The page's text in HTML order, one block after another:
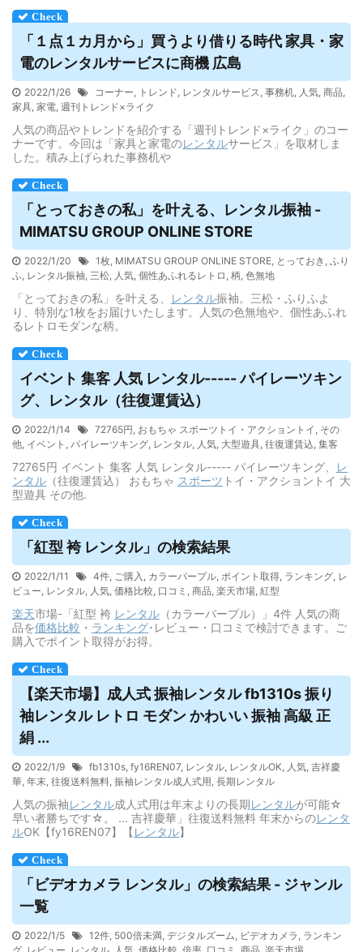
「１点１カ月から」買うより借りる時代 家具・家
電のレンタルサービスに商機 広島
2022/1/26 コーナー, トレンド, レンタルサービス, 事務机, 人気, 商品,
家具, 家電, 週刊トレンド×ライク
人気の商品やトレンドを紹介する「週刊トレンド×ライク」のコー
ナーです。今回は「家具と家電のレンタルサービス」を取材しま
した。積み上げられた事務机や
「とっておきの私」を叶える、 レンタル振袖 -
MIMATSU GROUP ONLINE STORE
2022/1/20 1枚, MIMATSU GROUP ONLINE STORE, とっておき , ふり
ふ, レンタル振袖, 三松, 人気, 個性あふれるレトロ , 柄, 色無地
「とっておきの私」を叶える、 レンタル振袖。三松・ふりふよ
り、特別な1枚をお届けいたします。人気の色無地や、個性あふれ
るレトロモダンな柄。
イベント 集客 人気 レンタル----- パイレーツキン
グ、 レンタル（往復運賃込）
2022/1/14 72765円, おもちゃ スポーツトイ・アクショントイ , その
他, イベント , パイレーツキング, レンタル, 人気, 大型遊具, 往復運賃込, 集客
72765円 イベント 集客 人気 レンタル----- パイレーツキング、
レ
ンタル （往復運賃込） おもちゃ スポーツ トイ・アクショントイ 大
型遊具 その他.
「紅型 袴 レンタル」の検索結果
2022/1/11 4件, ご購入 , カラーパープル, ポイント取得, ランキング, レ
ビュー, レンタル, 人気, 価格比較, 口コミ , 商品, 楽天市場, 紅型
楽天市場-「紅型 袴 レンタル （カラーパープル）」4件 人気の商
品を価格比較 ・ ランキング･レビュー・口コミで検討できます。ご
購入でポイント取得がお得。
【楽天市場】成人式 振袖レンタルfb1310s 振り
袖レンタルレトロ モダン かわいい 振袖 高級 正
絹 ...
2022/1/9 fb1310s, fy16REN07, レンタル, レンタルOK, 人気, 吉祥慶
華, 年末, 往復送料無料, 振袖レンタル成人式用, 長期レンタル
人気の振袖レンタル成人式用は年末よりの長期レンタルが可能☆
早い者勝ちです☆。 ... 吉祥慶華」往復送料無料 年末からのレンタ
ルOK【fy16REN07】【 レンタル】
「ビデオカメラ レンタル」の検索結果 - ジャンル
一覧
2022/1/5 12件, 500倍未満, デジタルズーム, ビデオカメラ , ランキン